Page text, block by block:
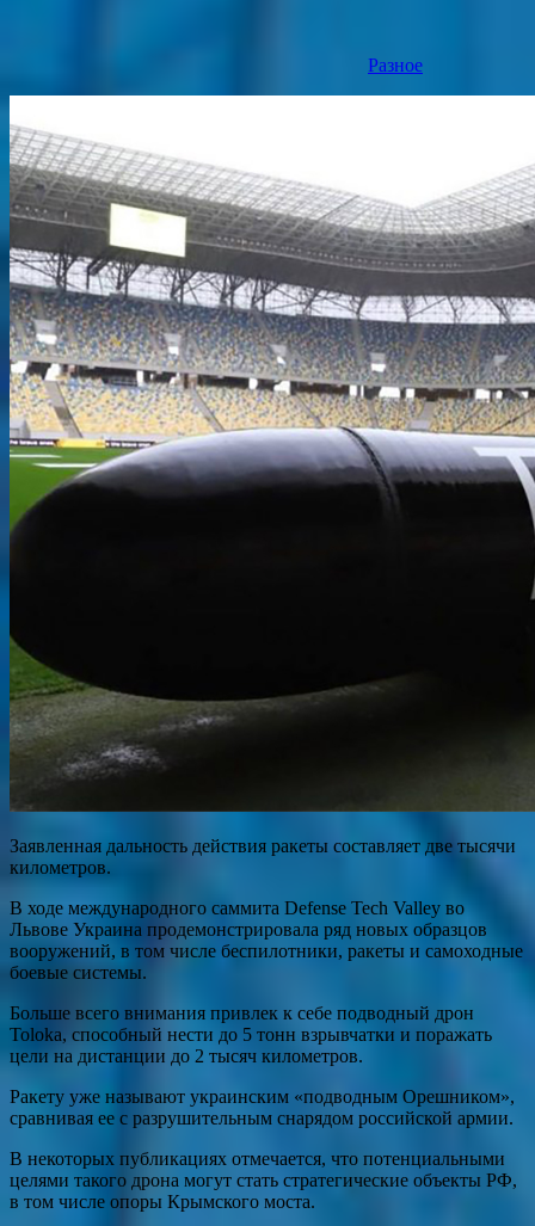
Разное
Заявленная дальность действия ракеты составляет две тысячи
километров.
В ходе международного саммита Defense Tech Valley во
Львове Украина продемонстрировала ряд новых образцов
вооружений, в том числе беспилотники, ракеты и самоходные
боевые системы.
Больше всего внимания привлек к себе подводный дрон
Toloka, способный нести до 5 тонн взрывчатки и поражать
цели на дистанции до 2 тысяч километров.
Ракету уже называют украинским «подводным Орешником»,
сравнивая ее с разрушительным снарядом российской армии.
В некоторых публикациях отмечается, что потенциальными
целями такого дрона могут стать стратегические объекты РФ,
в том числе опоры Крымского моста.